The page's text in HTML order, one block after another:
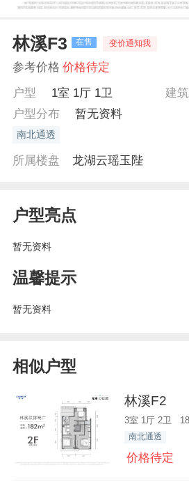
林溪F3 在售 变价通知我
参考价格 价格待定
户型
1室 1厅 1卫 建
户型分布
暂无资料
南北通透
所属楼盘 龙湖云瑶玉陛
户型亮点
暂无资料
温馨提示
暂无资料
相似户型
林溪F2
3室 1厅 2卫
南北通透
价格待定